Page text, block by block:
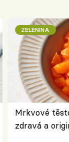
ZELENINA
Mrkvové
zdravá a